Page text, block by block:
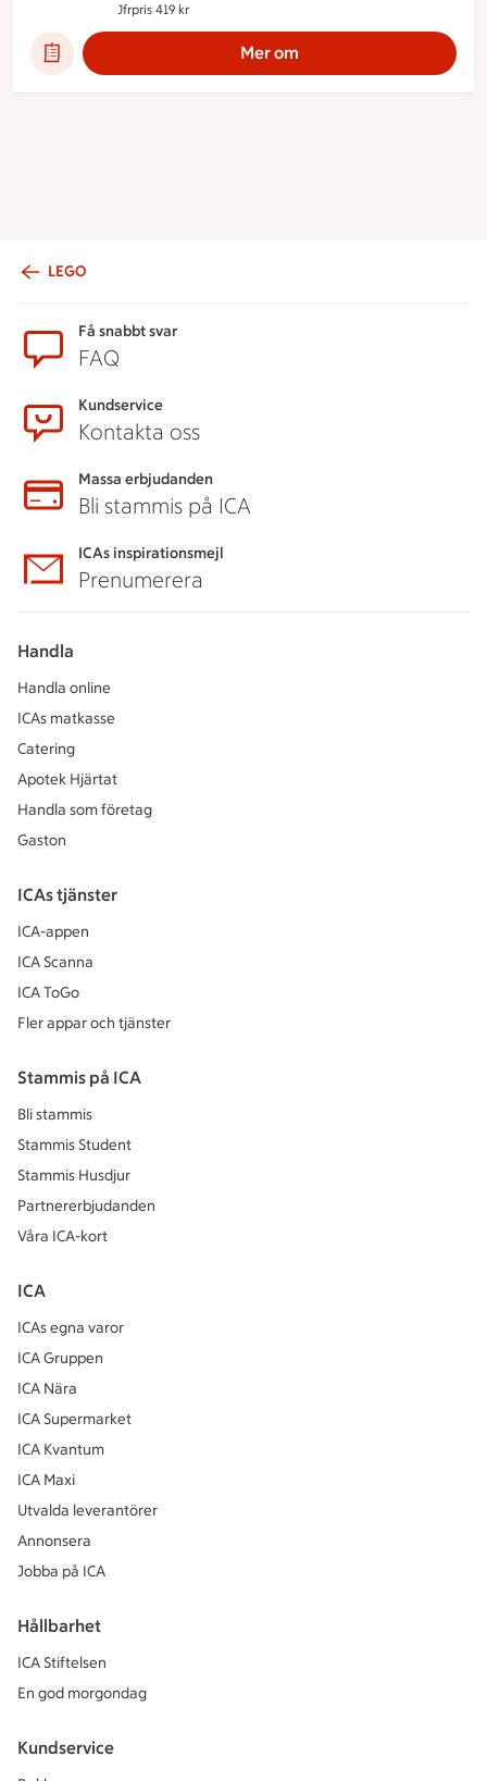
Jfrpris 419 kr
Mer om
LEGO
Få snabbt svar
FAQ
Kundservice
Kontakta oss
Massa erbjudanden
Bli stammis på ICA
ICAs inspirationsmejl
Prenumerera
Handla
Handla online
ICAs matkasse
Catering
Apotek Hjärtat
Handla som företag
Gaston
ICAs tjänster
ICA-appen
ICA Scanna
ICA ToGo
Fler appar och tjänster
Stammis på ICA
Bli stammis
Stammis Student
Stammis Husdjur
Partnererbjudanden
Våra ICA-kort
ICA
ICAs egna varor
ICA Gruppen
ICA Nära
ICA Supermarket
ICA Kvantum
ICA Maxi
Utvalda leverantörer
Annonsera
Jobba på ICA
Hållbarhet
ICA Stiftelsen
En god morgondag
Kundservice